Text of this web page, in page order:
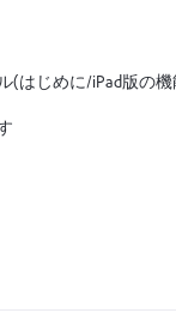
(はじめに/iPad版の